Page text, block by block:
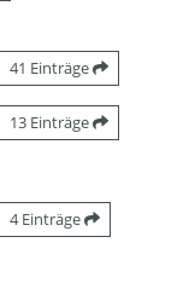
41 Einträge
13 Einträge
4 Einträge